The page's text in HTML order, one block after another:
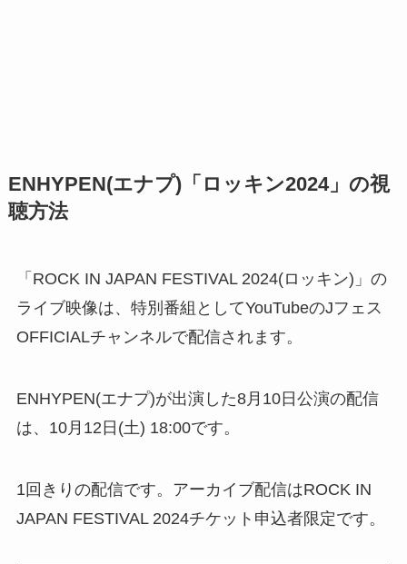
ENHYPEN(エナプ)「ロッキン2024」の視
聴方法
「ROCK IN JAPAN FESTIVAL 2024(ロッキン)」の
ライブ映像は、特別番組としてYouTubeのJフェス
OFFICIALチャンネルで配信されます。
ENHYPEN(エナプ)が出演した8月10日公演の配信
は、10月12日(土) 18:00です。
1回きりの配信です。アーカイブ配信はROCK IN
JAPAN FESTIVAL 2024チケット申込者限定です。